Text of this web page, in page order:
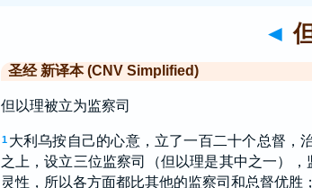
◄
圣经 新译本 (CNV Simplified)
但以理被立为监察司
1 大利乌按自己的心意，立了一百二十个总督，
之上，设立三位监察司（但以理是其中之一），
灵性，所以各方面都比其他的监察司和总督优胜